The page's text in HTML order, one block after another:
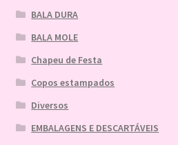
BALA DURA
BALA MOLE
Chapeu de Festa
Copos estampados
Diversos
EMBALAGENS E DESCARTÁVEIS